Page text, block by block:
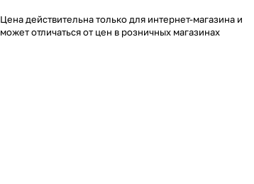
Цена действительна только для интернет-магазина и
может отличаться от цен в розничных магазинах